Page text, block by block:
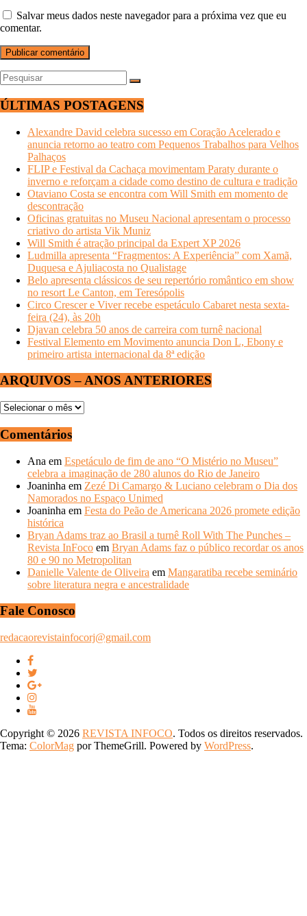
Salvar meus dados neste navegador para a próxima vez que eu
comentar.
ÚLTIMAS POSTAGENS
Alexandre David celebra sucesso em Coração Acelerado e
anuncia retorno ao teatro com Pequenos Trabalhos para Velhos
Palhaços
FLIP e Festival da Cachaça movimentam Paraty durante o
inverno e reforçam a cidade como destino de cultura e tradição
Otaviano Costa se encontra com Will Smith em momento de
descontração
Oficinas gratuitas no Museu Nacional apresentam o processo
criativo do artista Vik Muniz
Will Smith é atração principal da Expert XP 2026
Ludmilla apresenta “Fragmentos: A Experiência” com Xamã,
Duquesa e Ajuliacosta no Qualistage
Belo apresenta clássicos de seu repertório romântico em show
no resort Le Canton, em Teresópolis
Circo Crescer e Viver recebe espetáculo Cabaret nesta sexta-
feira (24), às 20h
Djavan celebra 50 anos de carreira com turnê nacional
Festival Elemento em Movimento anuncia Don L, Ebony e
primeiro artista internacional da 8ª edição
ARQUIVOS – ANOS ANTERIORES
ARQUIVOS
ANOS
ANTERIORES
Comentários
Ana em Espetáculo de fim de ano “O Mistério no Museu”
celebra a imaginação de 280 alunos do Rio de Janeiro
Joaninha em Zezé Di Camargo & Luciano celebram o Dia dos
Namorados no Espaço Unimed
Joaninha em Festa do Peão de Americana 2026 promete edição
histórica
Bryan Adams traz ao Brasil a turnê Roll With The Punches –
Revista InFoco em Bryan Adams faz o público recordar os anos
80 e 90 no Metropolitan
Danielle Valente de Oliveira em Mangaratiba recebe seminário
sobre literatura negra e ancestralidade
Fale Conosco
redacaorevistainfocorj@gmail.com
Copyright © 2026 REVISTA INFOCO. Todos os direitos reservados.
Tema: ColorMag por ThemeGrill. Powered by WordPress.